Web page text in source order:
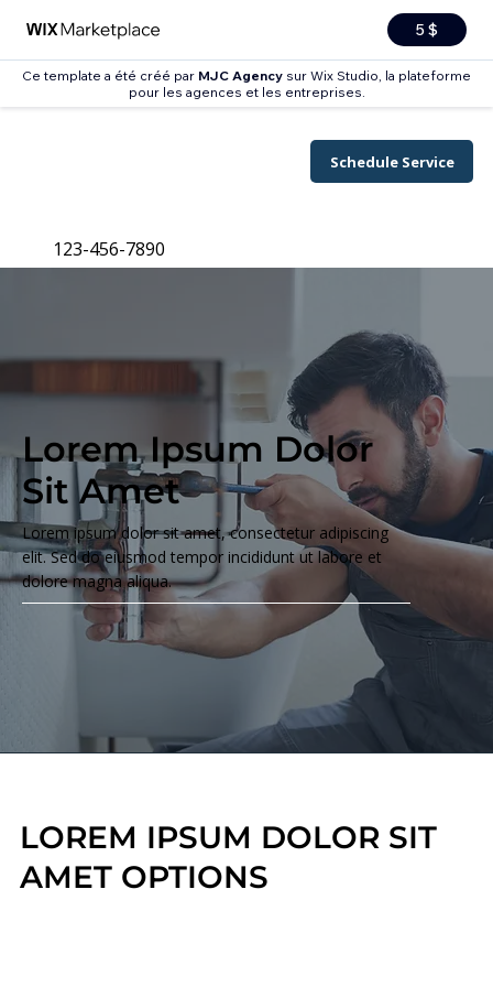
5 $
Ce template a été créé par MJC Agency sur Wix Studio, la plateforme
pour les agences et les entreprises.